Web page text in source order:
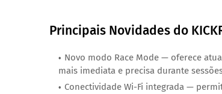
Principais Novidades do
Novo modo Race Mode — oferece
mais imediata e precisa durante
Conectividade Wi-Fi integrada —